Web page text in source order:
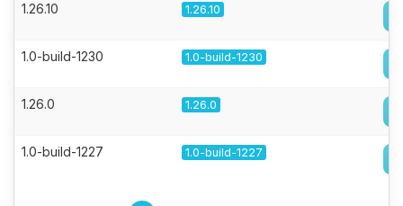
1.26.10 1.26.10
1.0-build-1230 1.0-build-1230
1.26.0 1.26.0
1.0-build-1227 1.0-build-1227